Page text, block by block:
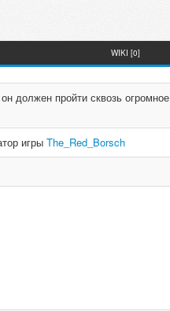
WIKI [0]
должен пройти сквозь огромное
игры The_Red_Borsch